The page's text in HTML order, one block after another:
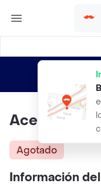
envíos
Aceite
Agotado
Información